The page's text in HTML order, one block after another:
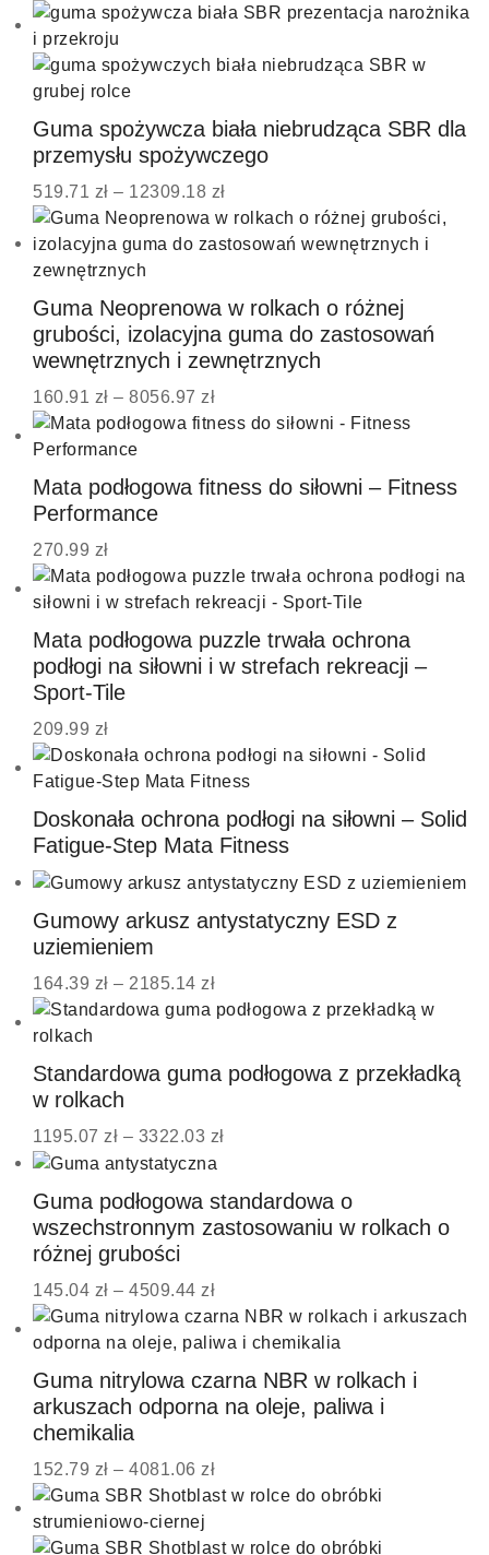
Guma spożywcza biała niebrudząca SBR dla
przemysłu spożywczego
519.71 zł – 12309.18 zł
Guma Neoprenowa w rolkach o różnej
grubości, izolacyjna guma do zastosowań
wewnętrznych i zewnętrznych
160.91 zł – 8056.97 zł
Mata podłogowa fitness do siłowni – Fitness
Performance
270.99 zł
Mata podłogowa puzzle trwała ochrona
podłogi na siłowni i w strefach rekreacji –
Sport-Tile
209.99 zł
Doskonała ochrona podłogi na siłowni – Solid
Fatigue-Step Mata Fitness
Gumowy arkusz antystatyczny ESD z
uziemieniem
164.39 zł – 2185.14 zł
Standardowa guma podłogowa z przekładką
w rolkach
1195.07 zł – 3322.03 zł
Guma podłogowa standardowa o
wszechstronnym zastosowaniu w rolkach o
różnej grubości
145.04 zł – 4509.44 zł
Guma nitrylowa czarna NBR w rolkach i
arkuszach odporna na oleje, paliwa i
chemikalia
152.79 zł – 4081.06 zł